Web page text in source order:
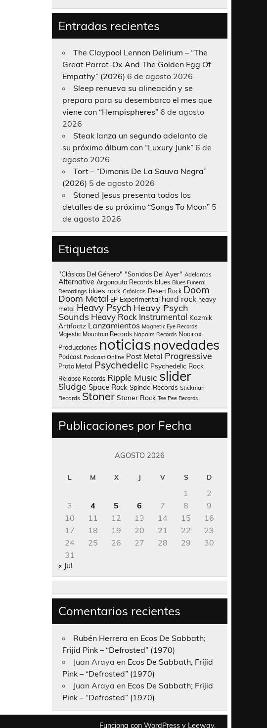
Entradas recientes
The Claypool Lennon Delirium – “The
Great Parrot-Ox And The Golden Egg Of
Empathy” (2026) 6 de agosto 2026
Sleep renueva su alineación y se
prepara para su desembarco el mes que
viene con “Hempispheres” 6 de agosto
2026
Steak lanza un segundo adelanto de
su próximo álbum con “Luxury Junk” 6 de
agosto 2026
Tort – “Dimonis De La Sauva Negra”
(2026) 5 de agosto 2026
Stoned Jesus presenta todos los
detalles de su próximo “Songs To Moon” 5
de agosto 2026
Etiquetas
"Clásicos Del Género" "Sonidos Del Ayer" Adelantos
Alternative Argonauta Records blues Blues Funeral
Recordings blues rock Crónicas Desert Rock Doom
Doom Metal EP Experimental hard rock heavy
metal Heavy Psych Heavy Psych
Sounds Heavy Rock Instrumental Kozmik
Artifactz Lanzamientos Magnetic Eye Records
Majestic Mountain Records Napalm Records Nooirax
Producciones noticias novedades
Podcast Podcast Online Post Metal Progressive
Proto Metal Psychedelic Psychedelic Rock
Relapse Records Ripple Music slider
Sludge Space Rock Spinda Records Stickman
Records Stoner Stoner Rock Tee Pee Records
Publicaciones por Fecha
AGOSTO 2026
L M X J V S D
1
2
3
4 5 6 7 8
9
10
11 12 13 14 15
16
17
18 19 20 21 22
23
24
25 26 27 28 29
30
31
« Jul
Comentarios recientes
Rubén Herrera en Ecos De Sabbath;
Frijid Pink – “Defrosted” (1970)
Juan Araya en Ecos De Sabbath; Frijid
Pink – “Defrosted” (1970)
Juan Araya en Ecos De Sabbath; Frijid
Pink – “Defrosted” (1970)
Funciona con WordPress y Leeway.